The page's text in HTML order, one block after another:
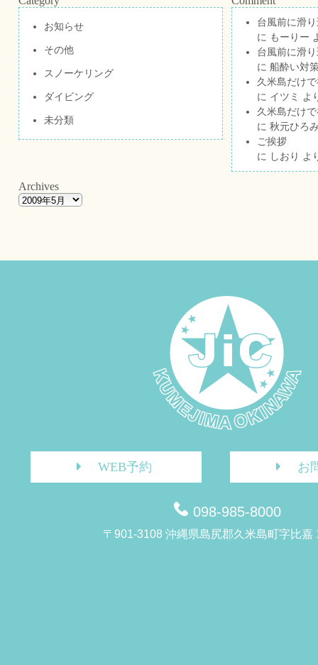
お知らせ
その他
スノーケリング
ダイビング
未分類
台風前に滑
に もーりー
台風前に滑
に 船酔い対
久米島だけ
に イツミ
よ
久米島だけ
に 秋元ひろ
ご挨拶
に しおり よ
Archives
WEB予約 お
098-985-8000
〒901-3108 沖縄県島尻郡久米島町字比嘉